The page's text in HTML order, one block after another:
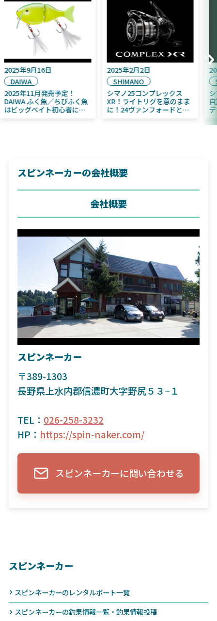
2025年9月16日
DAIWA
2025年11月発売予定！
DAIWA ふく魚／ちびふく魚
はビッグベイト初心者にお
2025年2月2日
SHIMANO
シマノ25コンプレックス
XR！ライトリグを意のまま
に！24ヴァンフォードとの
スピンネーカーの会社概要
会社概要
スピンネーカー
〒389-1303
長野県上水内郡信濃町大字野尻５３−１
TEL： 026-258-3232
HP： https://spin-naker.com/
スピンネーカーに問い合わせる
スピンネーカー
スピンネーカーのレンタルボート一覧
スピンネーカーの釣果情報一覧・釣果情報投稿